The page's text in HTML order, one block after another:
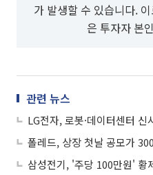
가 발생할 수 있습니다.
은 투자자 본
관련 뉴스
LG전자, 로봇·데이터센터
폴레드, 상장 첫날 공모가